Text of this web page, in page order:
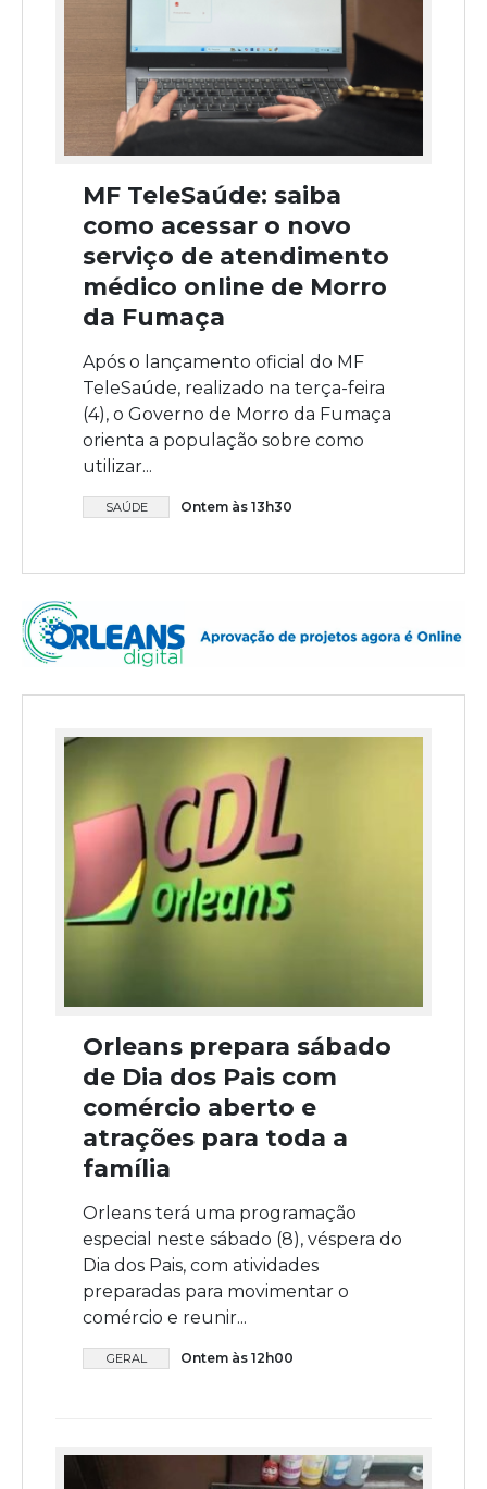
MF TeleSaúde: saiba
como acessar o novo
serviço de atendimento
médico online de Morro
da Fumaça
Após o lançamento oficial do MF
TeleSaúde, realizado na terça-feira
(4), o Governo de Morro da Fumaça
orienta a população sobre como
utilizar...
SAÚDE Ontem às 13h30
Orleans prepara sábado
de Dia dos Pais com
comércio aberto e
atrações para toda a
família
Orleans terá uma programação
especial neste sábado (8), véspera do
Dia dos Pais, com atividades
preparadas para movimentar o
comércio e reunir...
GERAL Ontem às 12h00